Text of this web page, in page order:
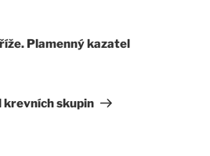
Plamenný kazatel
krevních skupin